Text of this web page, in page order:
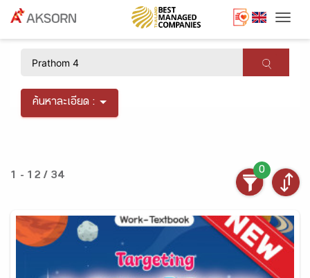
ค้นหาละเอียด :
1 - 12 / 34
0